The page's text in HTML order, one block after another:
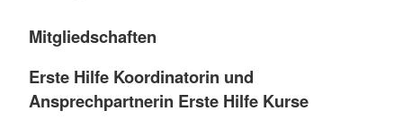
Mitgliedschaften
Erste Hilfe Koordinatorin und
Ansprechpartnerin Erste Hilfe Kurse